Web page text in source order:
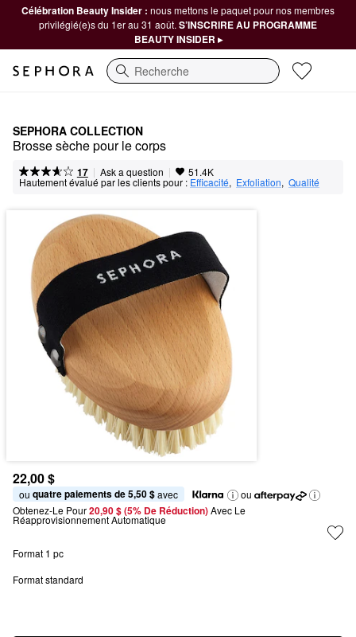
Célébration Beauty Insider : nous mettons le paquet pour nos membres
privilégié(e)s du 1er au 31 août. S’INSCRIRE AU PROGRAMME
BEAUTY INSIDER ▸
Recherche
SEPHORA COLLECTION
Brosse sèche pour le corps
17 | Ask a question | 51.4K
Hautement évalué par les clients pour : Efficacité, Exfoliation, Qualité
22,00 $
ou quatre paiements de 5,50 $ avec
ou
Obtenez-Le Pour20,90 $ (5% De Réduction) Avec Le
Réapprovisionnement Automatique
Format 1 pc
Format standard